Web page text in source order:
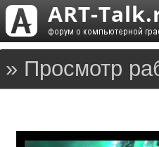
» Просмотр